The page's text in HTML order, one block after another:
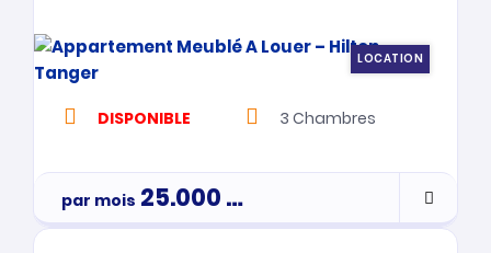
LOCATION
DISPONIBLE 3 Chambres
par mois 25.000Dh